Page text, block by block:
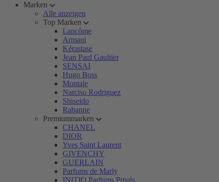
Marken
Alle anzeigen
Top Marken
Lancôme
Armani
Kérastase
Jean Paul Gaultier
SENSAI
Hugo Boss
Montale
Narciso Rodriguez
Shiseido
Rabanne
Premiummarken
CHANEL
DIOR
Yves Saint Laurent
GIVENCHY
GUERLAIN
Parfums de Marly
INITIO Parfums Privés